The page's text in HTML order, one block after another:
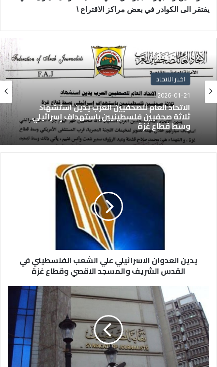
يفتقر الى الكوادر في بعض مراكز الاقتراع \
اخبار الاتحاد
2026-01-21
الاتحاد العام للصحفيين العرب يدين استشهاد
ثلاثة صحفيين فلسطينيين باستهداف إسرائيلي
وسط قطاع غزة
يدين العدوان الاسرائيلي علي الشعب الفلسطيني في
القدس الشريف والمسجد الاقصي وقطاع غزة